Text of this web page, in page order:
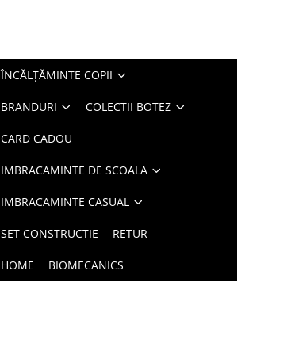
ÎNCĂLȚĂMINTE COPII
BRANDURI COLECTII BOTEZ
CARD CADOU
IMBRACAMINTE DE SCOALA
IMBRACAMINTE CASUAL
SET CONSTRUCTIE RETUR
HOME BIOMECANICS